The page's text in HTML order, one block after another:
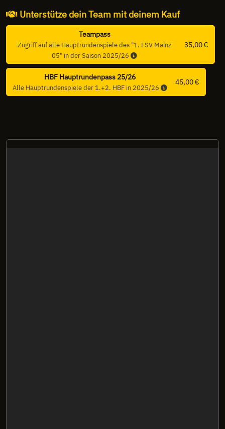
Unterstütze dein Team mit deinem Kauf
Teampass
Zugriff auf alle Hauptrundenspiele des "1. FSV Mainz
05" in der Saison 2025/26
35,00 €
HBF Hauptrundenpass 25/26
Alle Hauptrundenspiele der 1.+2. HBF in 2025/26
45,00 €